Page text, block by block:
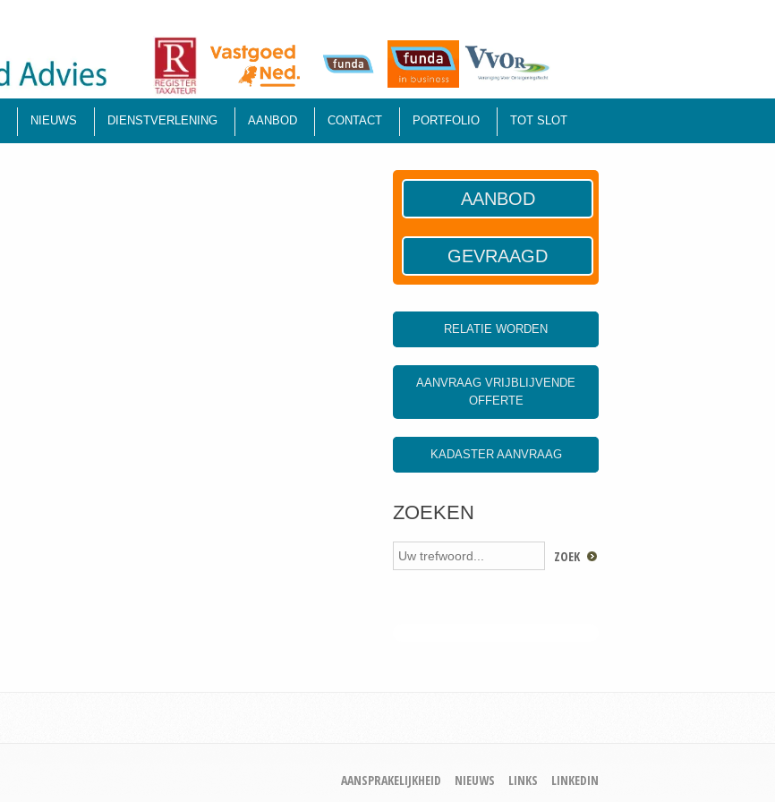
NIEUWS DIENSTVERLENING AANBOD CONTACT PORTFOLIO TOT SLOT
AANBOD
GEVRAAGD
RELATIE WORDEN
AANVRAAG VRIJBLIJVENDE
OFFERTE
KADASTER AANVRAAG
ZOEKEN
AANSPRAKELIJKHEID NIEUWS LINKS LINKEDIN